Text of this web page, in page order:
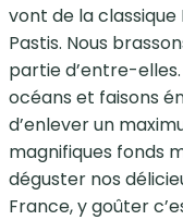
vont de la classique
Pastis. Nous
partie d’entre-
océans et faisons
d’enlever un
magnifiques fonds
déguster nos
France, y goûter